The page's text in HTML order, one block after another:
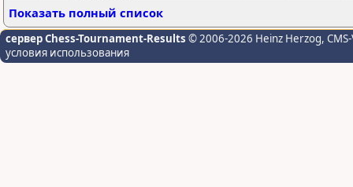
Показать полный список
сервер Chess-Tournament-Results © 2006-2026 Heinz Herzog,
условия использования